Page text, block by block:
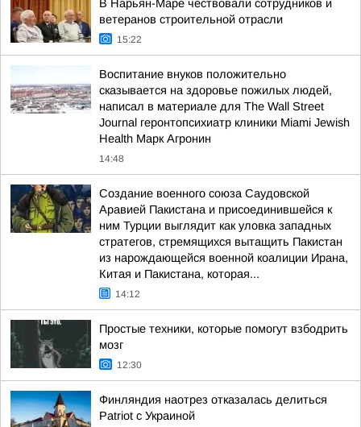
В Нарьян-Маре чествовали сотрудников и
ветеранов строительной отрасли
15:22
Воспитание внуков положительно
сказывается на здоровье пожилых людей,
написал в материале для The Wall Street
Journal геронтопсихиатр клиники Miami Jewish
Health Марк Агронин
14:48
Создание военного союза Саудовской
Аравией Пакистана и присоединившейся к
ним Турции выглядит как уловка западных
стратегов, стремящихся вытащить Пакистан
из нарождающейся военной коалиции Ирана,
Китая и Пакистана, которая...
14:12
Простые техники, которые помогут взбодрить
мозг
12:30
Финляндия наотрез отказалась делиться
Patriot с Украиной